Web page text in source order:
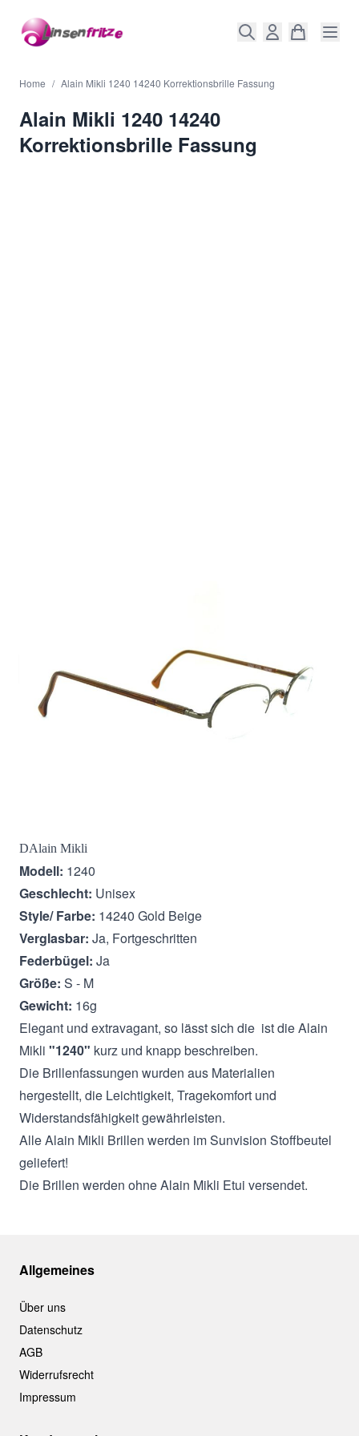
Home / Alain Mikli 1240 14240 Korrektionsbrille Fassung
Alain Mikli 1240 14240
Korrektionsbrille Fassung
In den Warenkorb
DAlain Mikli
Modell: 1240
Geschlecht: Unisex
Style/ Farbe: 14240 Gold Beige
Verglasbar: Ja, Fortgeschritten
Federbügel: Ja
Größe: S - M
Gewicht: 16g
Elegant und extravagant, so lässt sich die ist die Alain
Mikli "1240" kurz und knapp beschreiben.
Die Brillenfassungen wurden aus Materialien
hergestellt, die Leichtigkeit, Tragekomfort und
Widerstandsfähigkeit gewährleisten.
Alle Alain Mikli Brillen werden im Sunvision Stoffbeutel
geliefert!
Die Brillen werden ohne Alain Mikli Etui versendet.
Allgemeines
Über uns
Datenschutz
AGB
Widerrufsrecht
Impressum